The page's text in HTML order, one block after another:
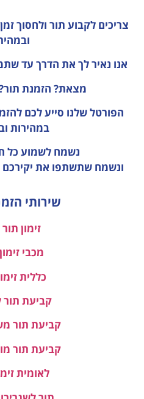
צריכים לקבוע תור ולחסוך
אנו נאיר לך את הדרך עד
מצאת? הזמנת
הפורטל שלנו סייע לכם
במהירות
נשמח לשמוע כל
ונשמח שתשתפו את יקירכם
שירותי
זימון
מכבי
כללית
קביעת תור
קביעת תור
קביעת תור
לאומית